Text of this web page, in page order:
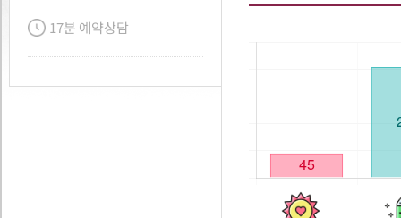
17분 예약상담